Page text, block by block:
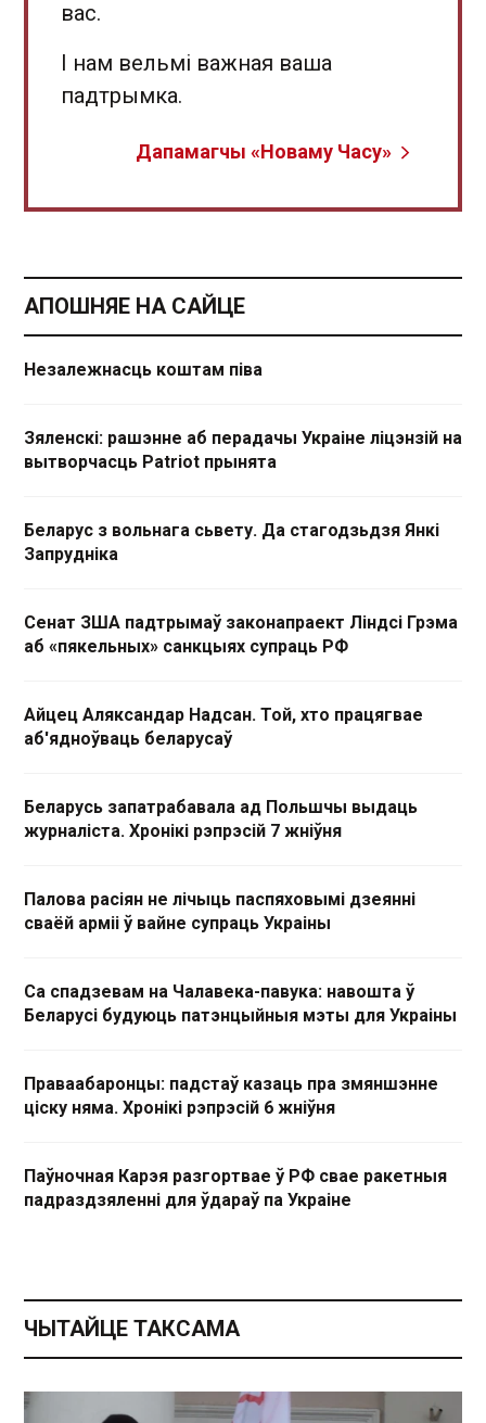
вас.
І нам вельмі важная ваша
падтрымка.
Дапамагчы «Новаму Часу»
АПОШНЯЕ НА САЙЦЕ
Незалежнасць коштам піва
Зяленскі: рашэнне аб перадачы Украіне ліцэнзій на
вытворчасць Patriot прынята
Беларус з вольнага сьвету. Да стагодзьдзя Янкі
Запрудніка
Сенат ЗША падтрымаў законапраект Ліндсі Грэма
аб «пякельных» санкцыях супраць РФ
Айцец Аляксандар Надсан. Той, хто працягвае
аб'ядноўваць беларусаў
Беларусь запатрабавала ад Польшчы выдаць
журналіста. Хронікі рэпрэсій 7 жніўня
Палова расіян не лічыць паспяховымі дзеянні
сваёй арміі ў вайне супраць Украіны
Са спадзевам на Чалавека-павука: навошта ў
Беларусі будуюць патэнцыйныя мэты для Украіны
Праваабаронцы: падстаў казаць пра змяншэнне
ціску няма. Хронікі рэпрэсій 6 жніўня
Паўночная Карэя разгортвае ў РФ свае ракетныя
падраздзяленні для ўдараў па Украіне
ЧЫТАЙЦЕ ТАКСАМА